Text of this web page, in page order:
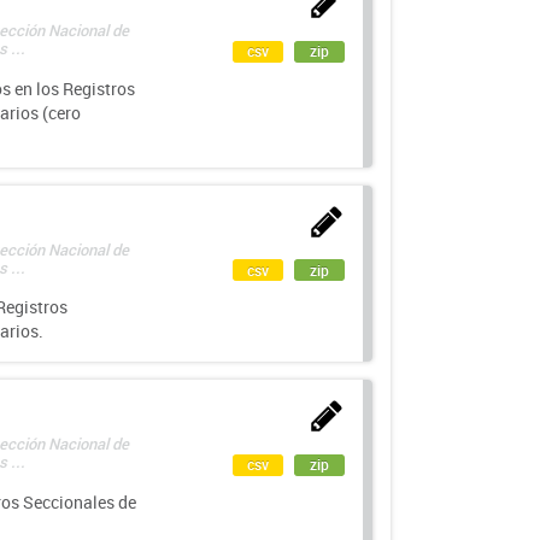
Nacional de
...
en los Registros
(cero
csv zip
Nacional de
csv zip
Nacional de
...
Seccionales de
csv zip